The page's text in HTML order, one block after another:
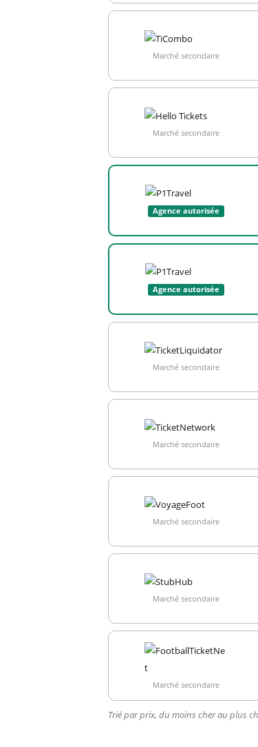
Marché secondaire
Marché secondaire
Agence autorisée
Agence autorisée
Marché secondaire
Marché secondaire
Marché secondaire
Marché secondaire
Marché secondaire
Trié par prix, du moins cher au plus